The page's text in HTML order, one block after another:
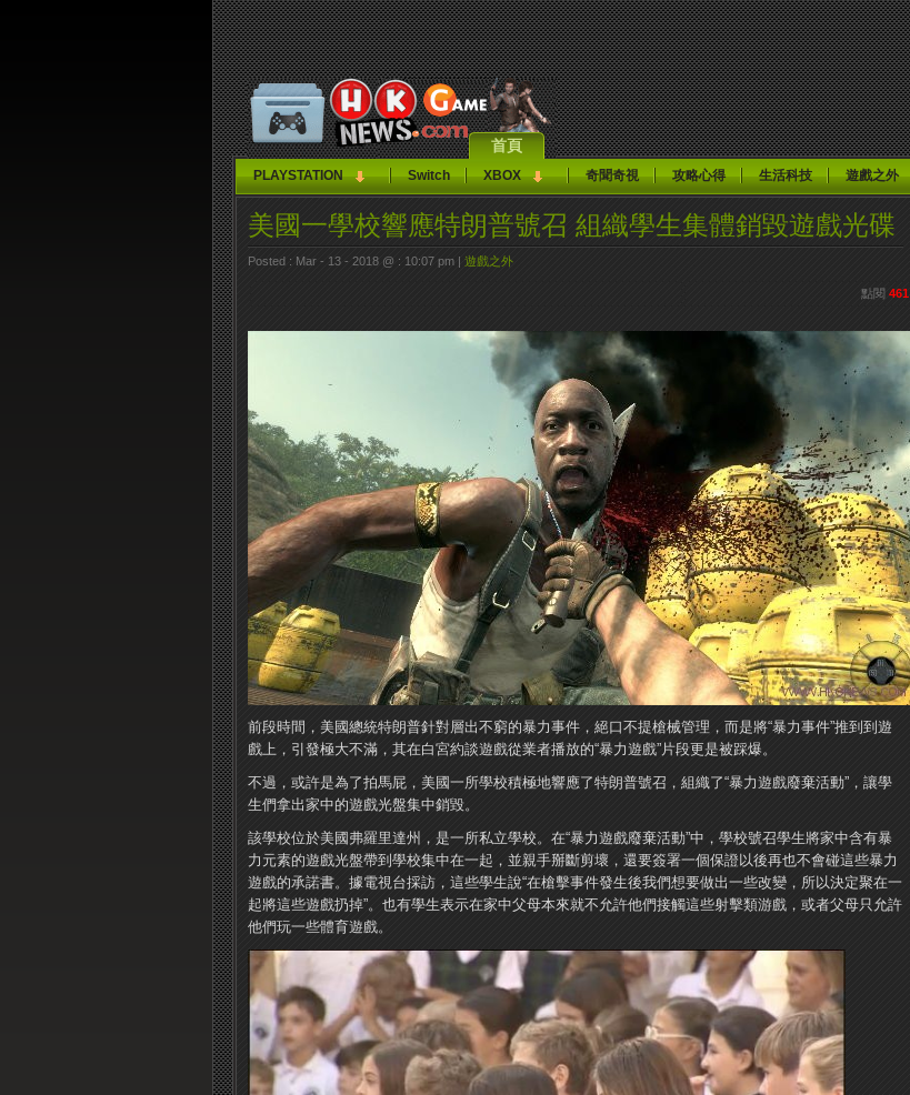
首頁
PLAYSTATION Switch XBOX 奇聞奇視 攻略心得 生活科技 遊戲之外
美國一學校響應特朗普號召 組織學生集體銷毀遊戲光碟
Posted : Mar - 13 - 2018 @ : 10:07 pm | 遊戲之外
點閱 461
前段時間，美國總統特朗普針對層出不窮的暴力事件，絕口不提槍械管理，而是將“暴力事件”推到到遊
戲上，引發極大不滿，其在白宮約談遊戲從業者播放的“暴力遊戲”片段更是被踩爆。
不過，或許是為了拍馬屁，美國一所學校積極地響應了特朗普號召，組織了“暴力遊戲廢棄活動”，讓學
生們拿出家中的遊戲光盤集中銷毀。
該學校位於美國弗羅里達州，是一所私立學校。在“暴力遊戲廢棄活動”中，學校號召學生將家中含有暴
力元素的遊戲光盤帶到學校集中在一起，並親手掰斷剪壞，還要簽署一個保證以後再也不會碰這些暴力
遊戲的承諾書。據電視台採訪，這些學生說“在槍擊事件發生後我們想要做出一些改變，所以決定聚在一
起將這些遊戲扔掉”。也有學生表示在家中父母本來就不允許他們接觸這些射擊類游戲，或者父母只允許
他們玩一些體育遊戲。